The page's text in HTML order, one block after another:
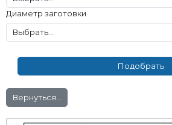
Диаметр заготовки
Вернуться...